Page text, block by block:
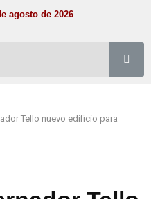
agosto de 2026
Tello nuevo edificio para